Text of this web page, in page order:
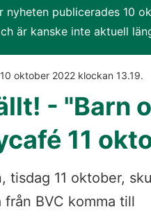
nyheten publicerades 10
är kanske inte aktuell
10 oktober 2022 klockan 13.19.
- "Barn
11
tisdag 11 oktober,
från BVC komma till